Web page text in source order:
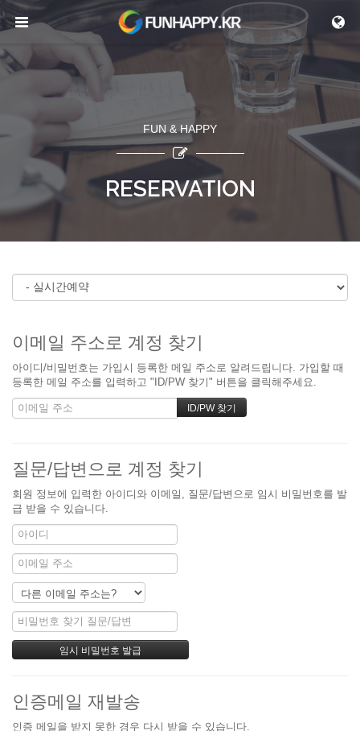
FUN & HAPPY
RESERVATION
이메일 주소로 계정 찾기
아이디/비밀번호는 가입시 등록한 메일 주소로 알려드립니다. 가입할 때
등록한 메일 주소를 입력하고 "ID/PW 찾기" 버튼을 클릭해주세요.
질문/답변으로 계정 찾기
회원 정보에 입력한 아이디와 이메일, 질문/답변으로 임시 비밀번호를 발
급 받을 수 있습니다.
인증메일 재발송
인증 메일을 받지 못한 경우 다시 받을 수 있습니다.